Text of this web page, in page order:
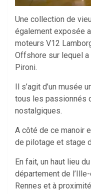
Une collection de
également exposée
moteurs V12
Offshore sur lequel
Pironi.
Il s’agit d’un musée
tous les passionnés
nostalgiques.
A côté de ce manoir
de pilotage et stage
En fait, un haut lieu
département de
Rennes et à